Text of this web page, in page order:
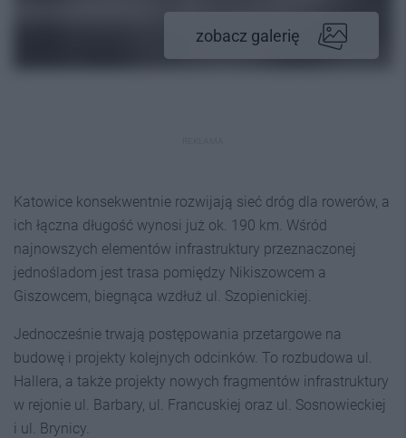
zobacz galerię
Katowice konsekwentnie rozwijają sieć dróg dla rowerów, a
ich łączna długość wynosi już ok. 190 km. Wśród
najnowszych elementów infrastruktury przeznaczonej
jednośladom jest trasa pomiędzy Nikiszowcem a
Giszowcem, biegnąca wzdłuż ul. Szopienickiej.
Jednocześnie trwają postępowania przetargowe na
budowę i projekty kolejnych odcinków. To rozbudowa ul.
Hallera, a także projekty nowych fragmentów infrastruktury
w rejonie ul. Barbary, ul. Francuskiej oraz ul. Sosnowieckiej
i ul. Brynicy.